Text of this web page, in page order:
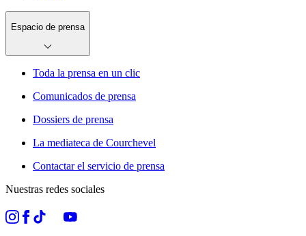
Espacio de prensa
Toda la prensa en un clic
Comunicados de prensa
Dossiers de prensa
La mediateca de Courchevel
Contactar el servicio de prensa
Nuestras redes sociales